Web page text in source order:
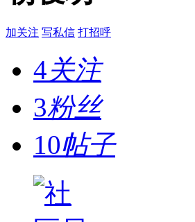
加关注 写私信 打招呼
4关注
3粉丝
10帖子